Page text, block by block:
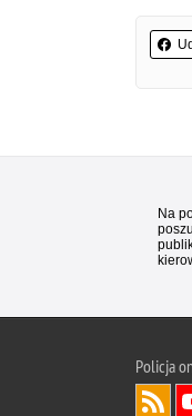
Na
Policja